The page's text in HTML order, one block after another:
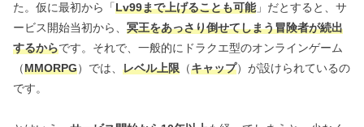
た。仮に最初から「Lv99まで上げることも可能」だとすると、サ
ービス開始当初から、 冥王をあっさり倒せてしまう冒険者が続出
するからです。それで、一般的にドラクエ型のオンラインゲーム
（MMORPG）では、 レベル上限 （キャップ）が設けられているの
です。